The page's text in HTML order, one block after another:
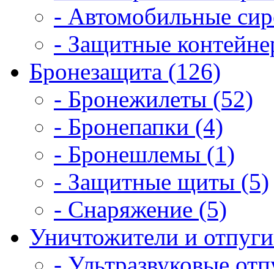
- Автомобильные
- Защитные
Бронезащита (126)
- Бронежилеты (52)
- Бронепапки (4)
- Бронешлемы (1)
- Защитные щиты (5)
- Снаряжение (5)
Уничтожители и